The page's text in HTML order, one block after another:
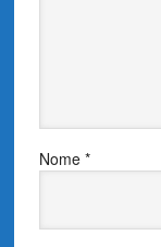
Nome *